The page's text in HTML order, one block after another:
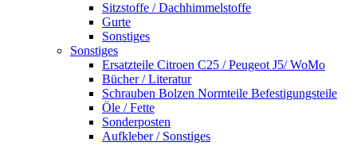
Sitzstoffe / Dachhimmelstoffe
Gurte
Sonstiges
Sonstiges
Ersatzteile Citroen C25 / Peugeot J5/ WoMo
Bücher / Literatur
Schrauben Bolzen Normteile Befestigungsteile
Öle / Fette
Sonderposten
Aufkleber / Sonstiges